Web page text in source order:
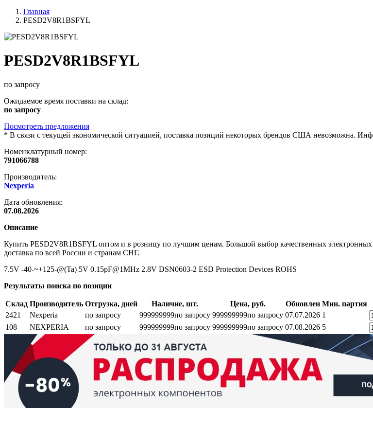
Главная
PESD2V8R1BSFYL
PESD2V8R1BSFYL
по запросу
Ожидаемое время поставки на склад:
по запросу
Посмотреть предложения
* В связи с текущей экономической ситуацией, поставка позиций некоторых брендов США невозможна.
Номенклатурный номер:
791066788
Производитель:
Nexperia
Дата обновления:
07.08.2026
Описание
Купить PESD2V8R1BSFYL оптом и в розницу по лучшим ценам. Большой выбор качественных
доставка по всей России и странам СНГ.
7.5V -40-~+125-@(Ta) 5V 0.15pF@1MHz 2.8V DSN0603-2 ESD Protection Devices ROHS
Результаты поиска по позиции
Склад Производитель Отгрузка, дней Наличие, шт. Цена, руб. Обновлен Мин. партия
2421
Nexperia по запросу 999999999по запросу 999999999по запросу 07.07.2026 1
108 NEXPERIA по запросу 999999999по запросу 999999999по запросу 07.08.2026 5